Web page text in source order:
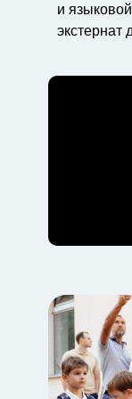
и
экстернат